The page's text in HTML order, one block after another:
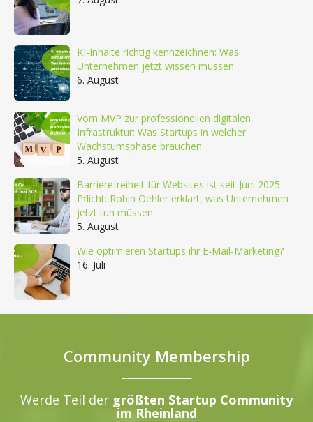
KI-Inhalte richtig kennzeichnen: Was
Unternehmen jetzt wissen müssen
6. August
Vom MVP zur professionellen digitalen
Infrastruktur: Was Startups in welcher
Wachstumsphase brauchen
5. August
Barrierefreiheit für Websites ist seit Juni 2025
Pflicht: Robin Oehler erklärt, was Unternehmen
jetzt tun müssen
5. August
Wie optimieren Startups ihr E-Mail-Marketing?
16. Juli
Community Membership
Werde Teil der größten Startup Community
im Rheinland